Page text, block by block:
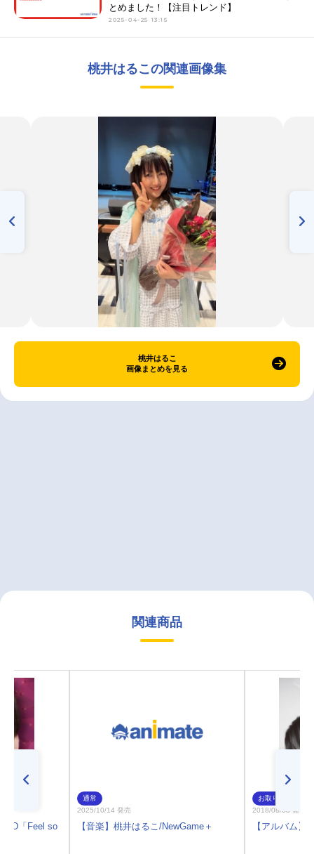
とめました！【注目トレンド】
2025-04-25 13:15
桃井はるこの関連画像集
桃井はるこ
画像まとめを見る
関連商品
ED「Feel so
通常
2025/10/14 発売
【音楽】桃井はるこ/NewGame＋
お取り寄せ
2018/08/08 発売
【アルバム】